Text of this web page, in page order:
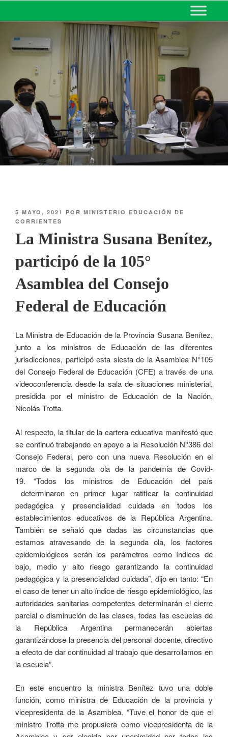
MINISTERIO DE EDUCACIÓN
DE CORRIENTES
5 MAYO, 2021 POR MINISTERIO EDUCACIÓN DE
CORRIENTES
La Ministra Susana Benítez,
participó de la 105°
Asamblea del Consejo
Federal de Educación
La Ministra de Educación de la Provincia Susana Benítez,
junto a los ministros de Educación de las diferentes
jurisdicciones, participó esta siesta de la Asamblea N°105
del Consejo Federal de Educación (CFE) a través de una
videoconferencia desde la sala de situaciones ministerial,
presidida por el ministro de Educación de la Nación,
Nicolás Trotta.
Al respecto, la titular de la cartera educativa manifestó que
se continuó trabajando en apoyo a la Resolución N°386 del
Consejo Federal, pero con una nueva Resolución en el
marco de la segunda ola de la pandemia de Covid-
19. “Todos los ministros de Educación del país
determinaron en primer lugar ratificar la continuidad
pedagógica y presencialidad cuidada en todos los
establecimientos educativos de la República Argentina.
También se señaló que dadas las circunstancias que
estamos atravesando de la segunda ola, los factores
epidemiológicos serán los parámetros como índices de
bajo, medio y alto riesgo garantizando la continuidad
pedagógica y la presencialidad cuidada”, dijo en tanto: “En
el caso de tener un alto índice de riesgo epidemiológico, las
autoridades sanitarias competentes determinarán el cierre
parcial o disminución de las clases, todas las escuelas de
la República Argentina permanecerán abiertas
garantizándose la presencia del personal docente, directivo
a efecto de dar continuidad al trabajo que desarrollamos en
la escuela”.
En este encuentro la ministra Benítez tuvo una doble
función, como ministra de Educación de la provincia y
vicepresidenta de la Asamblea. “Tuve el honor de que el
ministro Trotta me propusiera como vicepresidenta de la